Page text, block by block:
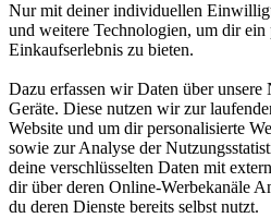
Nur mit deiner individuellen
und weitere Technologien, um dir ein
Einkaufserlebnis zu bieten.
Dazu erfassen wir Daten über unsere
Geräte. Diese nutzen wir zur
Website und um dir personalisierte
sowie zur Analyse der
deine verschlüsselten Daten mit
dir über deren Online-Werbekanäle
du deren Dienste bereits selbst nutzt.